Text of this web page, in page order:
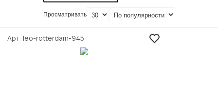
Просматривать
Арт leo-rotterdam-945